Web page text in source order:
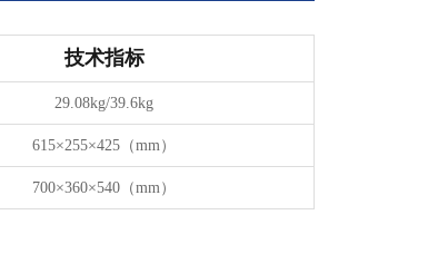
技术指标
29.08kg/39.6kg
615×255×425 （mm）
700×360×540 （mm）